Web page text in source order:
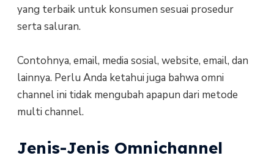
yang terbaik untuk konsumen sesuai prosedur
serta saluran.
Contohnya, email, media sosial, website, email, dan
lainnya. Perlu Anda ketahui juga bahwa omni
channel ini tidak mengubah apapun dari metode
multi channel.
Jenis-Jenis Omnichannel